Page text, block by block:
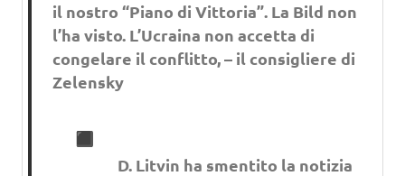
il nostro “Piano di Vittoria”. La Bild non
l’ha visto. L’Ucraina non accetta di
congelare il conflitto, – il consigliere di
Zelensky
D. Litvin ha smentito la notizia